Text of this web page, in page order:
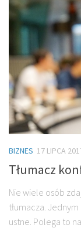
BIZNES 17 LIPCA
Tłumacz
Nie wiele osób
tłumacza.
ustne. Polega to